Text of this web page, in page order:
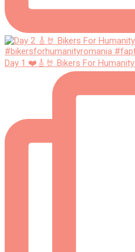
Day 1 ❤️🎸🤘 Bikers For